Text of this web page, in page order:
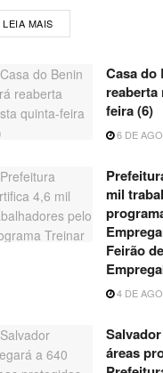
LEIA MAIS
Casa do
reaberta
feira (6)
6 DE
mil
Feirão de
4 DE
áreas